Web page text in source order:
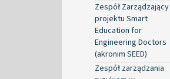
Zespół Zarządzający
projektu Smart
Education for
Engineering Doctors
(akronim SEED)
Zespół zarządzania